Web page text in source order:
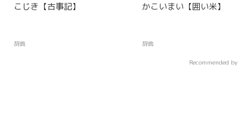
こじき【古事記】
辞典
かこいまい【囲い米】
辞典
Recommended by